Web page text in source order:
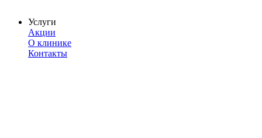
Услуги
Акции
О клинике
Контакты